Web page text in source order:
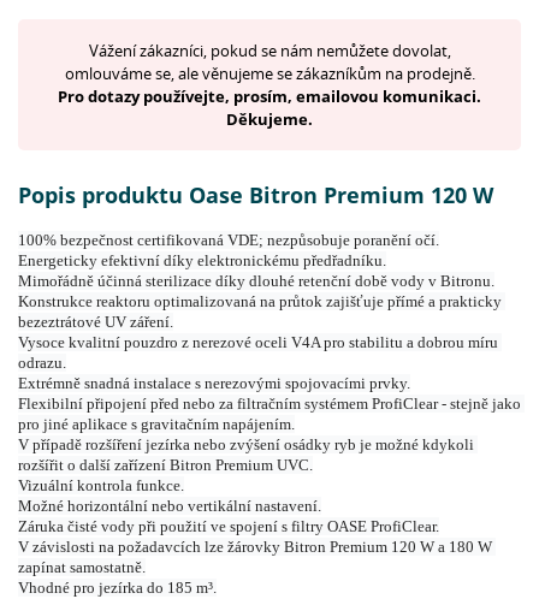
Vážení zákazníci, pokud se nám nemůžete dovolat,
omlouváme se, ale věnujeme se zákazníkům na prodejně.
Pro dotazy používejte, prosím, emailovou komunikaci.
Děkujeme.
Popis produktu Oase Bitron Premium 120 W
100% bezpečnost certifikovaná VDE; nezpůsobuje poranění očí.
Energeticky efektivní díky elektronickému předřadníku.
Mimořádně účinná sterilizace díky dlouhé retenční době vody v Bitronu.
Konstrukce reaktoru optimalizovaná na průtok zajišťuje přímé a prakticky
bezeztrátové UV záření.
Vysoce kvalitní pouzdro z nerezové oceli V4A pro stabilitu a dobrou míru
odrazu.
Extrémně snadná instalace s nerezovými spojovacími prvky.
Flexibilní připojení před nebo za filtračním systémem ProfiClear - stejně jako
pro jiné aplikace s gravitačním napájením.
V případě rozšíření jezírka nebo zvýšení osádky ryb je možné kdykoli
rozšířit o další zařízení Bitron Premium UVC.
Vizuální kontrola funkce.
Možné horizontální nebo vertikální nastavení.
Záruka čisté vody při použití ve spojení s filtry OASE ProfiClear.
V závislosti na požadavcích lze žárovky Bitron Premium 120 W a 180 W
zapínat samostatně.
Vhodné pro jezírka do 185 m³.